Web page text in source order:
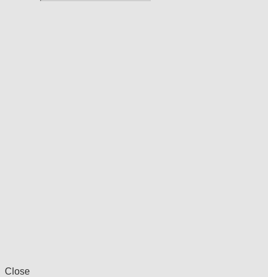
Close